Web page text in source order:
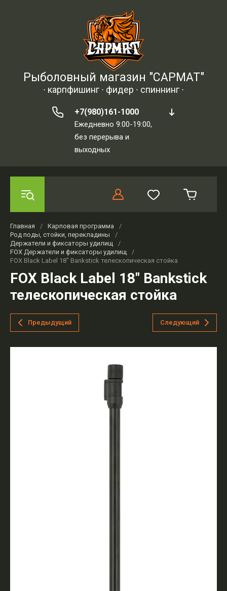
Рыболовный магазин "САРМАТ"
∙ карпфишинг ∙ фидер ∙ спиннинг ∙
+7(980)161-1000
Ежедневно 9:00-19:00,
без перерыва и
выходных
Главная / Карповая программа
/
Род поды, стойки, перекладины
/
Держатели и фиксаторы удилищ
/
FOX Держатели и фиксаторы удилищ
/
FOX Black Label 18" Bankstick телескопическая стойка
FOX Black Label 18" Bankstick
телескопическая стойка
Предыдущий Следующий